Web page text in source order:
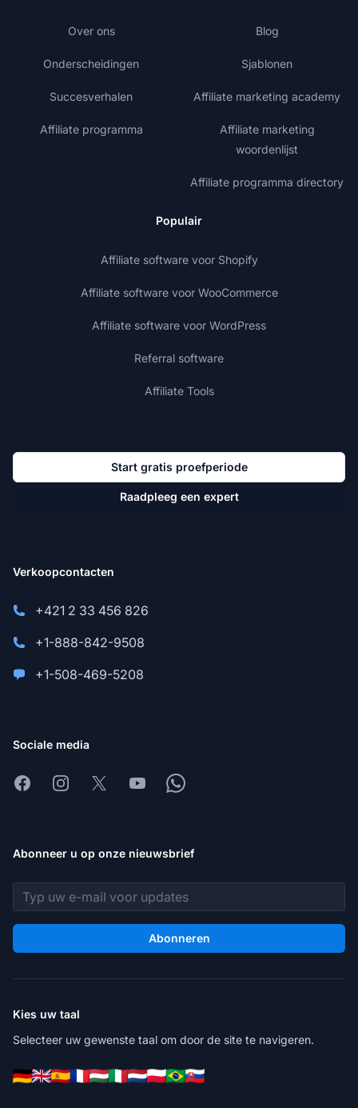
Over ons
Onderscheidingen
Succesverhalen
Affiliate programma
Blog
Sjablonen
Affiliate marketing academy
Affiliate marketing
woordenlijst
Affiliate programma directory
Populair
Affiliate software voor Shopify
Affiliate software voor WooCommerce
Affiliate software voor WordPress
Referral software
Affiliate Tools
Start gratis proefperiode
Raadpleeg een expert
Verkoopcontacten
+421 2 33 456 826
+1-888-842-9508
+1-508-469-5208
Sociale media
FacebookInstagram
X YoutubeWhatsapp
Abonneer u op onze nieuwsbrief
E-mailadres
Abonneren
Kies uw taal
Selecteer uw gewenste taal om door de site te navigeren.